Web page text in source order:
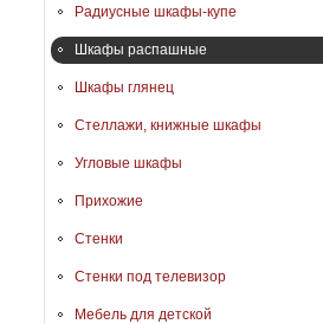
Радиусные шкафы-купе
Шкафы распашные
Шкафы глянец
Стеллажи, книжные шкафы
Угловые шкафы
Прихожие
Стенки
Стенки под телевизор
Мебель для детской